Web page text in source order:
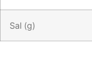
Sal (g)